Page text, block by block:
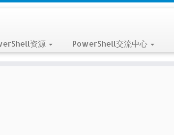
资源 PowerShell交流中心